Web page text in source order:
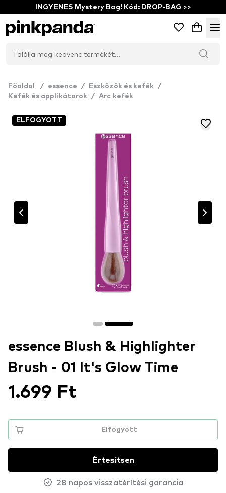
INGYENES Mystery Bag! Kód: DROP-BAG >>
Főoldal / essence / Eszközök és kefék /
Kefék és applikátorok / Arc kefék
ELFOGYOTT
essence Blush & Highlighter
Brush - 01 It's Glow Time
1.699 Ft
Elfogyott
Értesítsen
28 napos visszatérítési garancia